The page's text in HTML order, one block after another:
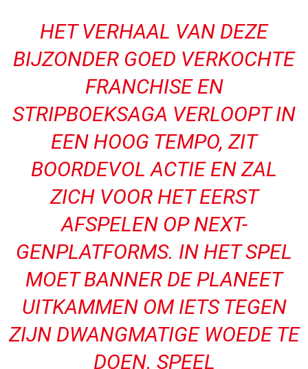
HET VERHAAL VAN DEZE
BIJZONDER GOED VERKOCHTE
FRANCHISE EN
STRIPBOEKSAGA VERLOOPT IN
EEN HOOG TEMPO, ZIT
BOORDEVOL ACTIE EN ZAL
ZICH VOOR HET EERST
AFSPELEN OP NEXT-
GENPLATFORMS. IN HET SPEL
MOET BANNER DE PLANEET
UITKAMMEN OM IETS TEGEN
ZIJN DWANGMATIGE WOEDE TE
DOEN. SPEEL